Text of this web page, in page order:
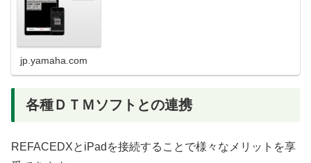
jp.yamaha.com
各種ＤＴＭソフトとの連携
REFACEDXとiPadを接続することで様々なメリットを享